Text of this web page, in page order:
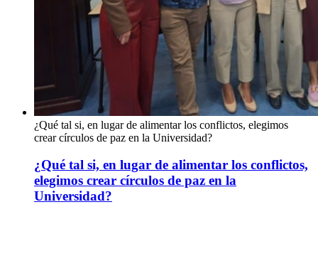
¿Qué tal si, en lugar de alimentar los conflictos, elegimos
crear círculos de paz en la Universidad?
¿Qué tal si, en lugar de alimentar los conflictos,
elegimos crear círculos de paz en la
Universidad?